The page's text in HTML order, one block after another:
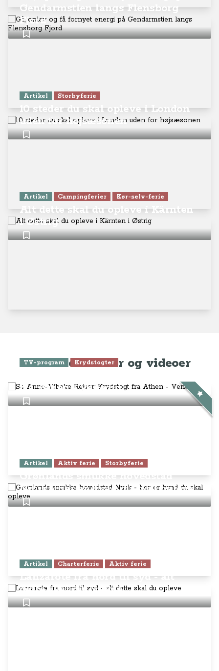
Gendarmstien langs Flensborg
Fjord
Artikel Storbyferie
10 steder du skal opleve i London
uden for højsæsonen
Artikel Campingferier Kør-selv-ferie
Alt dette skal du opleve i Kärnten
i Østrig
Seneste artikler og videoer
TV-program Krydstogter
fra Athen - Venedig
Artikel Aktiv ferie Storbyferie
Grønlands smukke hovedstad
Nuuk - her er hvad du skal opleve
Artikel Charterferie Aktiv ferie
Lanzarote fra nord til syd - alt
dette skal du opleve